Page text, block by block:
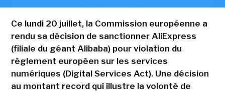
Ce lundi 20 juillet, la Commission européenne a
rendu sa décision de sanctionner AliExpress
(filiale du géant Alibaba) pour violation du
règlement européen sur les services
numériques (Digital Services Act). Une décision
au montant record qui illustre la volonté de